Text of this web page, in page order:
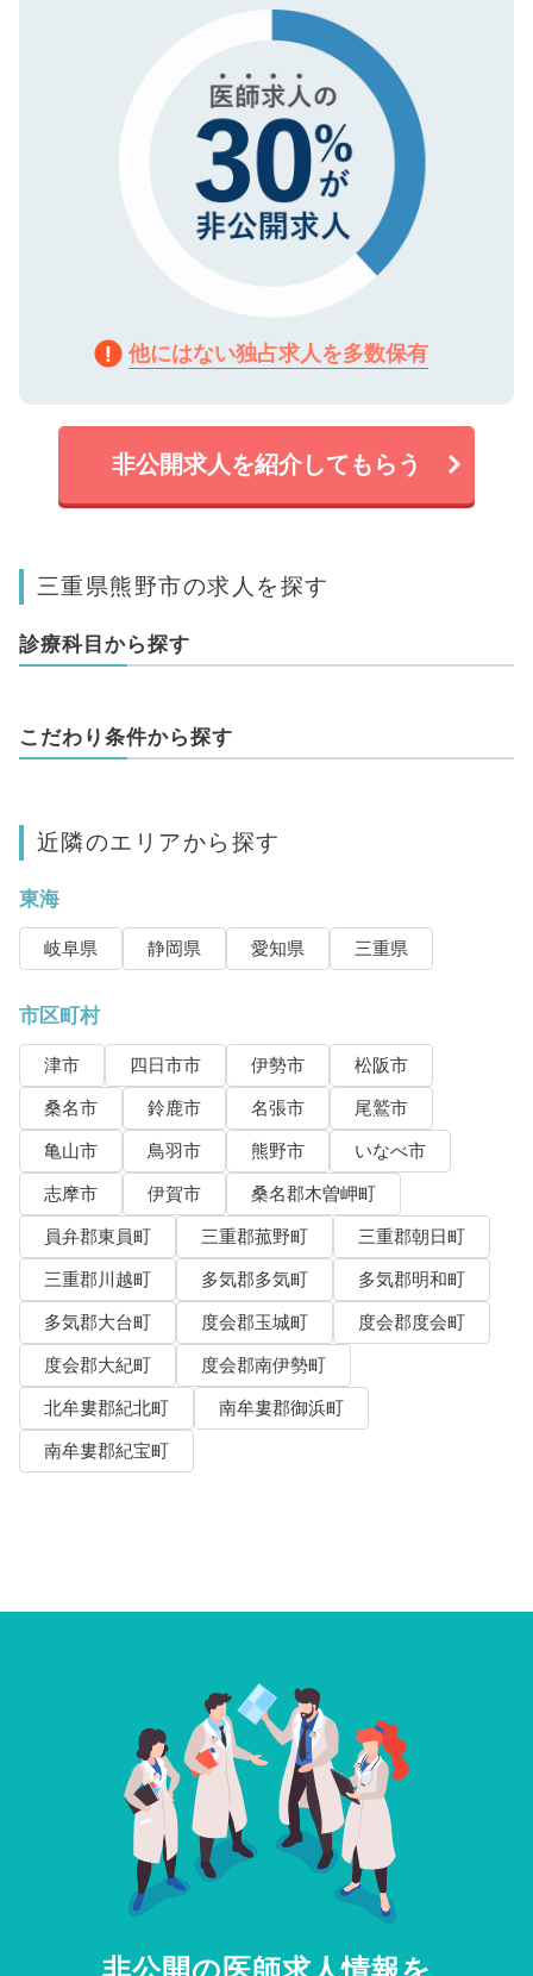
で、機密保持に関してもご安心ください。
他にはない独占求人を多数保有
非公開求人を紹介してもらう
三重県熊野市の求人を探す
診療科目から探す
こだわり条件から探す
近隣のエリアから探す
東海
岐阜県 静岡県 愛知県 三重県
市区町村
津市 四日市市 伊勢市
松阪市
桑名市
鈴鹿市 名張市
尾鷲市
亀山市
鳥羽市 熊野市
いなべ市
志摩市
伊賀市
桑名郡木曽岬町
員弁郡東員町
三重郡菰野町
三重郡朝日町
三重郡川越町
多気郡多気町
多気郡明和町
多気郡大台町
度会郡玉城町
度会郡度会町
度会郡大紀町
度会郡南伊勢町
北牟婁郡紀北町
南牟婁郡御浜町
南牟婁郡紀宝町